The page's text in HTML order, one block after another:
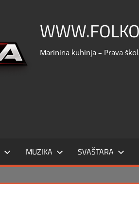
Marinina kuhinja – Prava
MUZIKA SVAŠTARA